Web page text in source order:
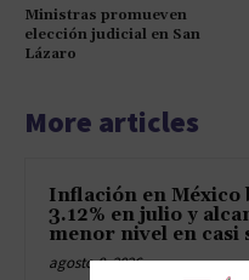
Ministras promueven
elección judicial en San
Lázaro
More articles
Inflación en México
3.12% en julio y
menor nivel en casi
agosto 8, 2026